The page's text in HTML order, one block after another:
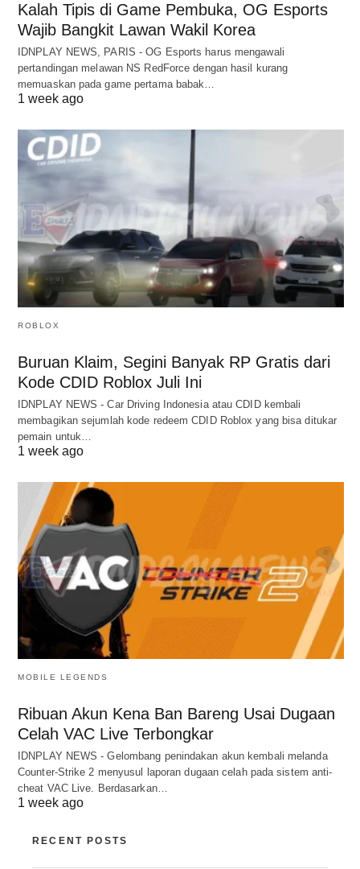
Kalah Tipis di Game Pembuka, OG Esports
Wajib Bangkit Lawan Wakil Korea
IDNPLAY NEWS, PARIS - OG Esports harus mengawali
pertandingan melawan NS RedForce dengan hasil kurang
memuaskan pada game pertama babak…
1 week ago
ROBLOX
Buruan Klaim, Segini Banyak RP Gratis dari
Kode CDID Roblox Juli Ini
IDNPLAY NEWS - Car Driving Indonesia atau CDID kembali
membagikan sejumlah kode redeem CDID Roblox yang bisa ditukar
pemain untuk…
1 week ago
MOBILE LEGENDS
Ribuan Akun Kena Ban Bareng Usai Dugaan
Celah VAC Live Terbongkar
IDNPLAY NEWS - Gelombang penindakan akun kembali melanda
Counter-Strike 2 menyusul laporan dugaan celah pada sistem anti-
cheat VAC Live. Berdasarkan…
1 week ago
RECENT POSTS